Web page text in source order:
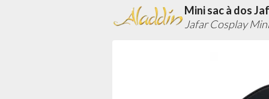
Mini sac à dos
Jafar Cosplay